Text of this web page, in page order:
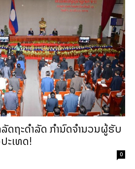
ດຖະດຳລັດ ກຳນົດຈຳນວນຜູ້ຮັບ
ະເທດ!
0